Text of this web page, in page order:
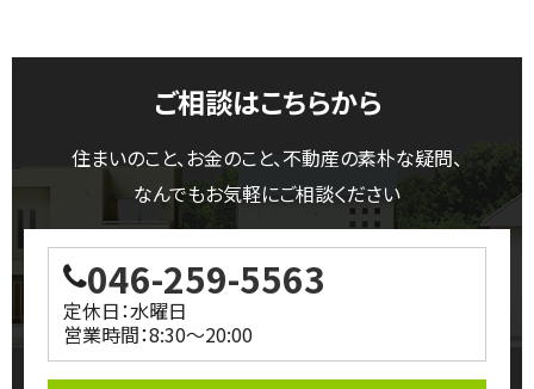
ご相談はこちらから
住まいのこと、お金のこと、不動産の素朴な疑問、
なんでもお気軽にご相談ください
046-259-5563
定休日：水曜日
営業時間：8:30～20:00